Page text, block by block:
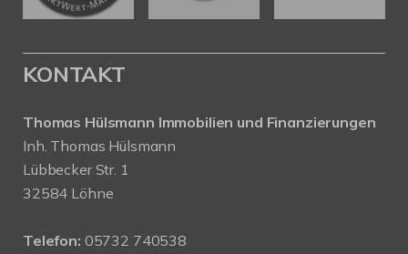
KONTAKT
Thomas Hülsmann Immobilien und Finanzierungen
Inh. Thomas Hülsmann
Lübbecker Str. 1
32584 Löhne
Telefon: 05732 740538